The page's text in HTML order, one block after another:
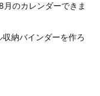
のカレンダーできま
収納バインダーを作ろ